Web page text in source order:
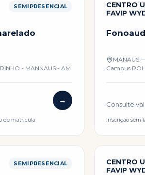
SEMIPRESENCIAL
- MANNAUS - AM
→
de matrícula
CENTRO
FAVIP
MANAUS
Campus
Consulte
Inscrição sem
SEMIPRESENCIAL
CENTRO
FAVIP